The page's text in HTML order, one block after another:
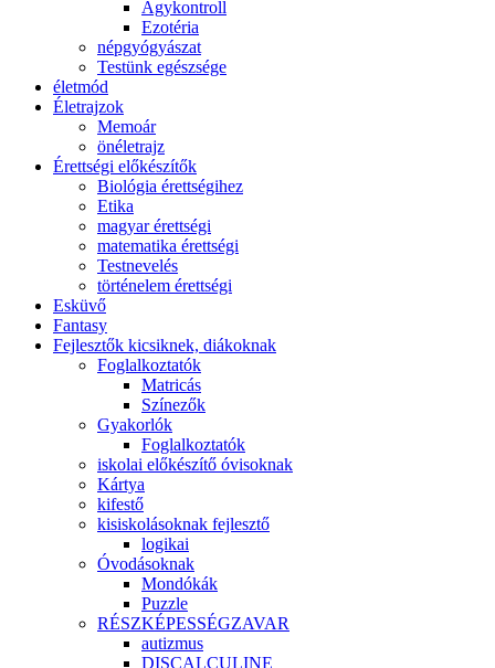
Agykontroll
Ezotéria
népgyógyászat
Testünk egészsége
életmód
Életrajzok
Memoár
önéletrajz
Érettségi előkészítők
Biológia érettségihez
Etika
magyar érettségi
matematika érettségi
Testnevelés
történelem érettségi
Esküvő
Fantasy
Fejlesztők kicsiknek, diákoknak
Foglalkoztatók
Matricás
Színezők
Gyakorlók
Foglalkoztatók
iskolai előkészítő óvisoknak
Kártya
kifestő
kisiskolásoknak fejlesztő
logikai
Óvodásoknak
Mondókák
Puzzle
RÉSZKÉPESSÉGZAVAR
autizmus
DISCALCULINE